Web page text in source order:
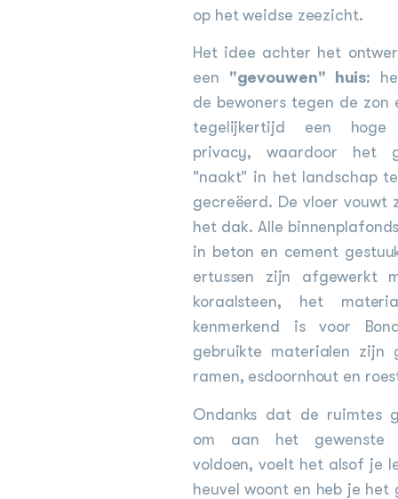
op het weidse zeezicht.
Het idee achter het
een "gevouwen" huis:
de bewoners tegen de zon
tegelijkertijd een
privacy, waardoor het
"naakt" in het landschap
gecreëerd. De vloer vouwt
het dak. Alle
in beton en cement
ertussen zijn afgewerkt
koraalsteen, het
kenmerkend is voor
gebruikte materialen zijn
ramen, esdoornhout en
Ondanks dat de ruimtes
om aan het gewenste
voldoen, voelt het alsof je
heuvel woont en heb je het